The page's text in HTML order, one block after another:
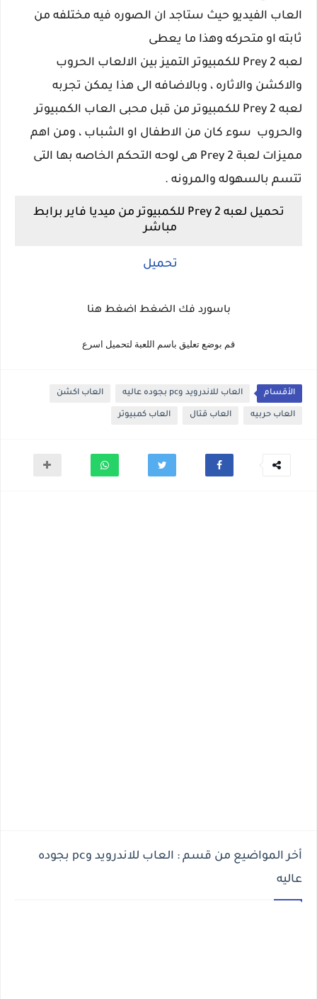
العاب الفيديو حيث ستاجد ان الصوره فيه مختلفه من
ثابته او متحركه وهذا ما يعطى
لعبه Prey 2 للكمبيوتر التميز بين الالعاب الحروب
والاكشن والاثاره ، وبالاضافه الى هذا يمكن تجربه
لعبه Prey 2 للكمبيوتر من قبل محبى العاب الكمبيوتر
والحروب سوء كان من الاطفال او الشباب ، ومن اهم
مميزات لعبة Prey 2 هى لوحه التحكم الخاصه بها التى
تتسم بالسهوله والمرونه .
تحميل لعبه Prey 2 للكمبيوتر من ميديا فاير برابط
مباشر
تحميل
باسورد فك الضغط اضغط هنا
قم بوضع تعليق باسم اللعبة لتحميل اسرع
الأقسام العاب للاندرويد وpc بجوده عاليه العاب اكشن
العاب حربيه العاب قتال العاب كمبيوتر
أخر المواضيع من قسم : العاب للاندرويد وpc بجوده
عاليه